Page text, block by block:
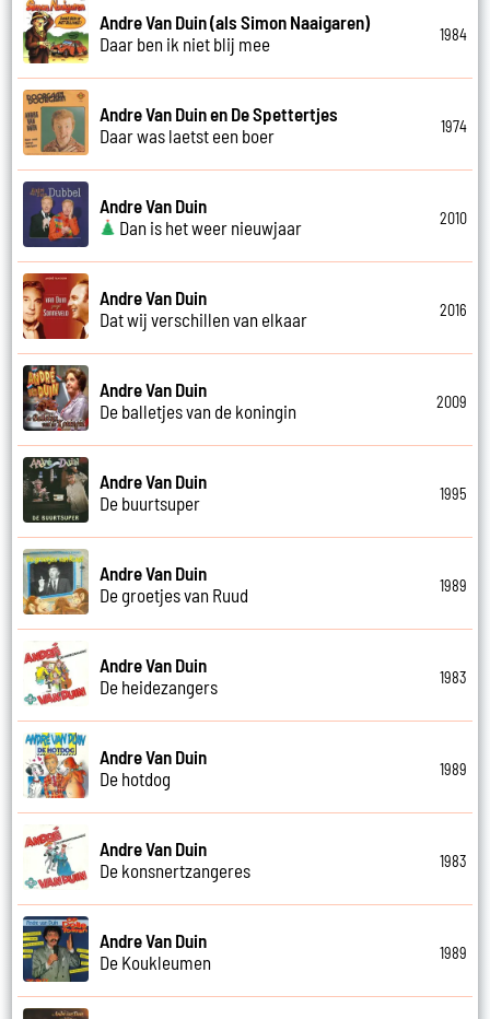
Andre Van Duin (als Simon Naaigaren)
Daar ben ik niet blij mee
1984
Andre Van Duin en De Spettertjes
Daar was laetst een boer
1974
Andre Van Duin
Dan is het weer nieuwjaar
2010
Andre Van Duin
Dat wij verschillen van elkaar
2016
Andre Van Duin
De balletjes van de koningin
2009
Andre Van Duin
De buurtsuper
1995
Andre Van Duin
De groetjes van Ruud
1989
Andre Van Duin
De heidezangers
1983
Andre Van Duin
De hotdog
1989
Andre Van Duin
De konsnertzangeres
1983
Andre Van Duin
De Koukleumen
1989